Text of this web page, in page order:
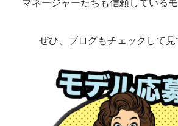
ぜひ、ブログもチェックして見